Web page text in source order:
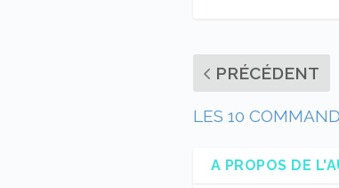
PRÉCÉDENT
LES 10
A PROPOS DE